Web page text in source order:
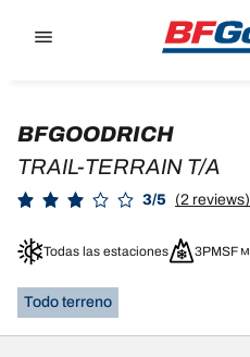
BFGOODRICH
TRAIL-TERRAIN T/A
3/5 (2 reviews)
Todas las estaciones 3PMSF
Todo terreno